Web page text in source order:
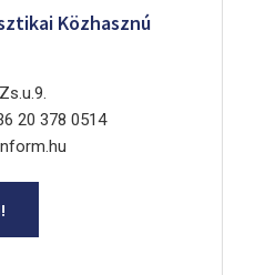
Közhasznú
20 378 0514